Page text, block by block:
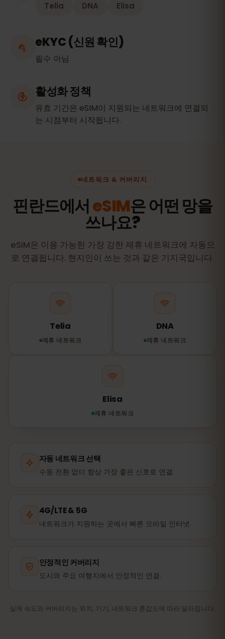
Telia DNA Elisa
eKYC (신원 확인)
필수 아님
활성화 정책
유효 기간은 eSIM이 지원되는 네트워크에 연결되
는 시점부터 시작됩니다.
네트워크 & 커버리지
핀란드에서eSIM은 어떤 망을
쓰나요?
eSIM은 이용 가능한 가장 강한 제휴 네트워크에 자동으
로 연결됩니다. 현지인이 쓰는 것과 같은 기지국입니다.
Telia
제휴 네트워크
DNA
제휴 네트워크
Elisa
제휴 네트워크
자동 네트워크 선택
수동 전환 없이 항상 가장 좋은 신호로 연결.
4G/LTE & 5G
네트워크가 지원하는 곳에서 빠른 모바일 인터넷.
안정적인 커버리지
도시와 주요 여행지에서 안정적인 연결.
실제 속도와 커버리지는 위치, 기기, 네트워크 혼잡도에 따라 달라집니다.